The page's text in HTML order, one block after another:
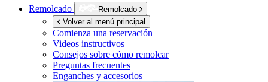
Remolcado
Remolcado
Volver al menú principal
Comienza una reservación
Videos instructivos
Consejos sobre cómo remolcar
Preguntas frecuentes
Enganches y accesorios